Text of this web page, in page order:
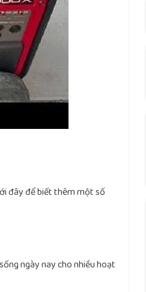
đây để biết thêm một số
ngày nay cho nhiều hoạt